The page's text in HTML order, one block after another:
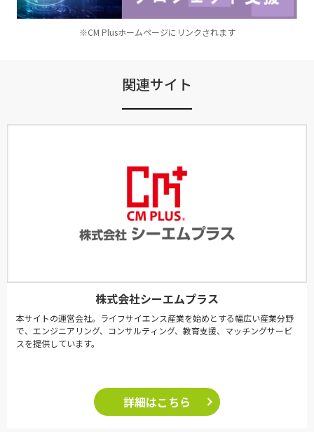
※CM Plusホームページにリンクされます
関連サイト
株式会社シーエムプラス
本サイトの運営会社。ライフサイエンス産業を始めとする幅広い産業分野
で、エンジニアリング、コンサルティング、教育支援、マッチングサービ
スを提供しています。
詳細はこちら